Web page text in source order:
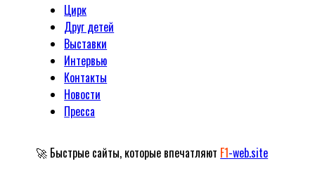
Цирк
Друг детей
Выставки
Интервью
Контакты
Новости
Пресса
🚀 Быстрые сайты, которые впечатляют F1-web.site